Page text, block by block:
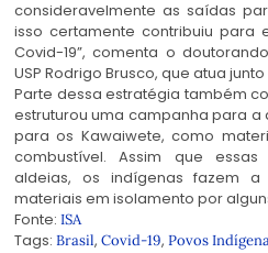
consideravelmente as saídas
isso certamente contribuiu para
Covid-19”, comenta o
USP Rodrigo Brusco, que atua
Parte dessa estratégia também
estruturou uma campanha para a
para os Kawaiwete, como
combustível. Assim que
aldeias, os indígenas fazem
materiais em isolamento por
Fonte: ISA
Tags: Brasil, Covid-19, Povos